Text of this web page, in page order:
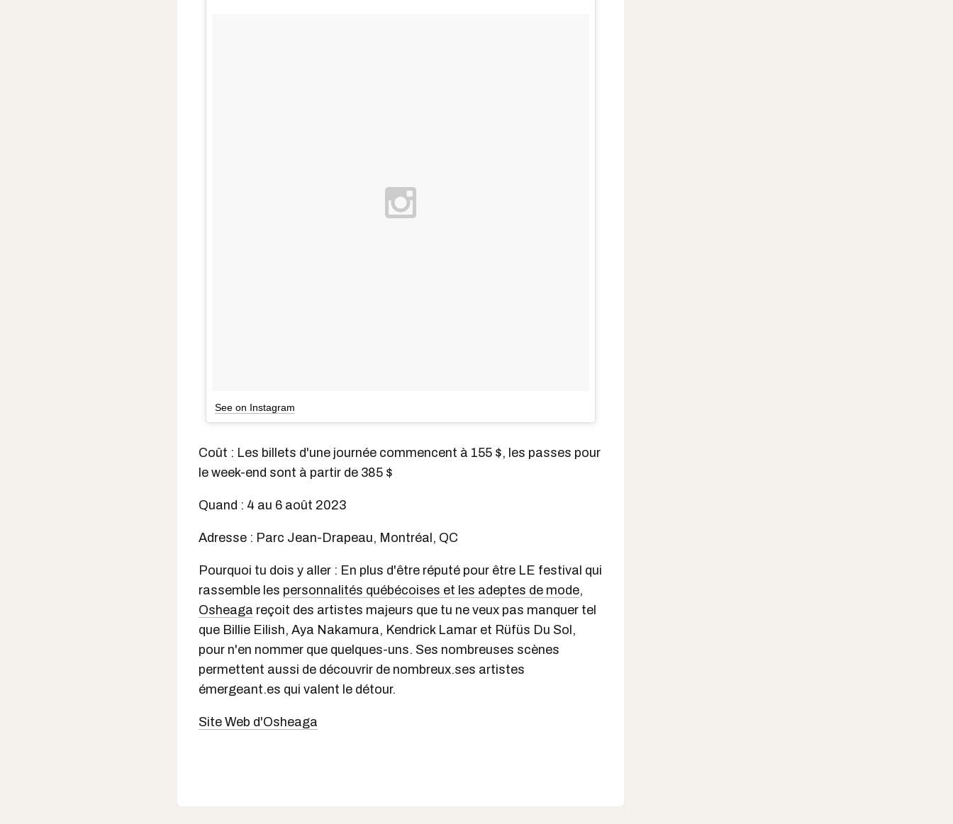
See on Instagram
Coût : Les billets d'une journée commencent à 155 $, les passes pour
le week-end sont à partir de 385 $
Quand : 4 au 6 août 2023
Adresse : Parc Jean-Drapeau, Montréal, QC
Pourquoi tu dois y aller : En plus d'être réputé pour être LE festival qui
rassemble les personnalités québécoises et les adeptes de mode,
Osheaga reçoit des artistes majeurs que tu ne veux pas manquer tel
que Billie Eilish, Aya Nakamura, Kendrick Lamar et Rüfüs Du Sol,
pour n'en nommer que quelques-uns. Ses nombreuses scènes
permettent aussi de découvrir de nombreux.ses artistes
émergeant.es qui valent le détour.
Site Web d'Osheaga